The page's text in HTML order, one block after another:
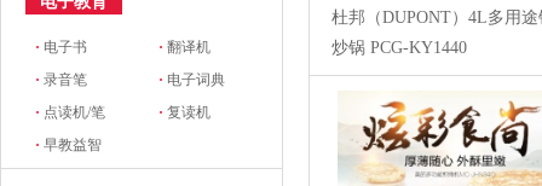
· 电子书 ·翻译机
·录音笔 · 电子词典
· 点读机/笔 ·复读机
·早教益智
杜邦（DUPONT）4L多用途
炒锅 PCG-KY1440